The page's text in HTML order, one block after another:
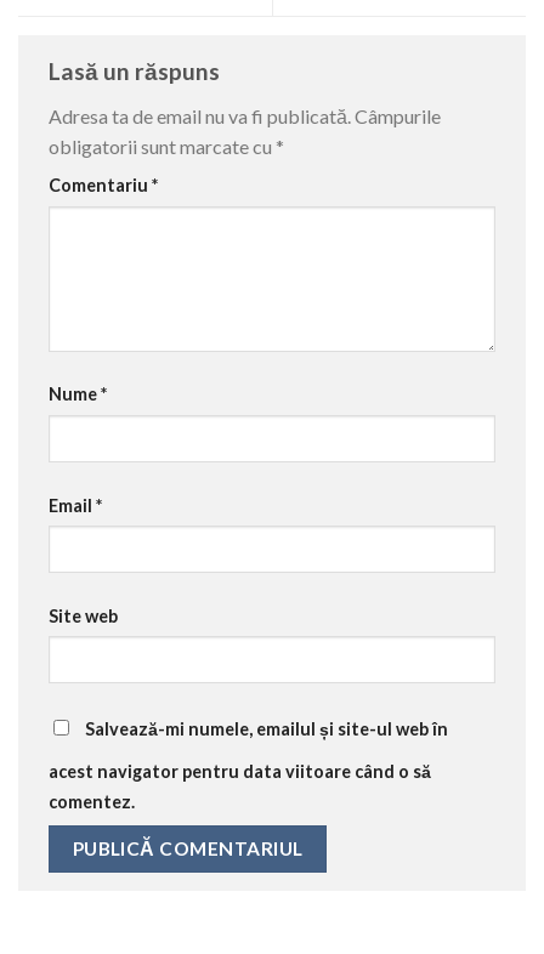
Lasă un răspuns
Adresa ta de email nu va fi publicată.Câmpurile
obligatorii sunt marcate cu *
Comentariu *
Nume*
Email *
Site web
Salvează-mi numele, emailul și site-ul web în
acest navigator pentru data viitoare când o să
comentez.